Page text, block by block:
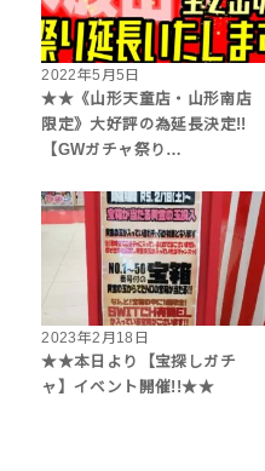
2022年5月5日
★★《山形天童店・山形南店
限定》大好評の為延長決定!!
【GWガチャ祭り…
2023年2月18日
★★本日より【宝探しガチ
ャ】イベント開催!!★★